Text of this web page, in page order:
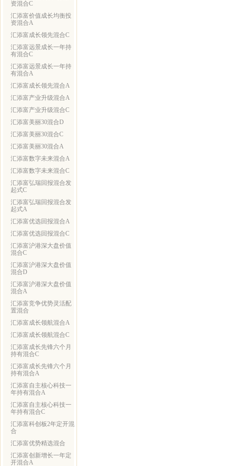
资混合C
汇添富价值成长均衡投
资混合A
汇添富成长领先混合C
汇添富远景成长一年持
有混合C
汇添富远景成长一年持
有混合A
汇添富成长领先混合A
汇添富产业升级混合A
汇添富产业升级混合C
汇添富美丽30混合D
汇添富美丽30混合C
汇添富美丽30混合A
汇添富数字未来混合A
汇添富数字未来混合C
汇添富弘瑞回报混合发
起式C
汇添富弘瑞回报混合发
起式A
汇添富优选回报混合A
汇添富优选回报混合C
汇添富沪港深大盘价值
混合C
汇添富沪港深大盘价值
混合D
汇添富沪港深大盘价值
混合A
汇添富竞争优势灵活配
置混合
汇添富成长领航混合A
汇添富成长领航混合C
汇添富成长先锋六个月
持有混合C
汇添富成长先锋六个月
持有混合A
汇添富自主核心科技一
年持有混合A
汇添富自主核心科技一
年持有混合C
汇添富科创板2年定开混
合
汇添富优势精选混合
汇添富创新增长一年定
开混合A